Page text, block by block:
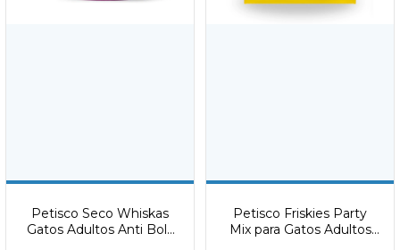
Petisco Seco Whiskas
Gatos Adultos Anti Bola
Petisco Friskies Party
Mix para Gatos Adultos